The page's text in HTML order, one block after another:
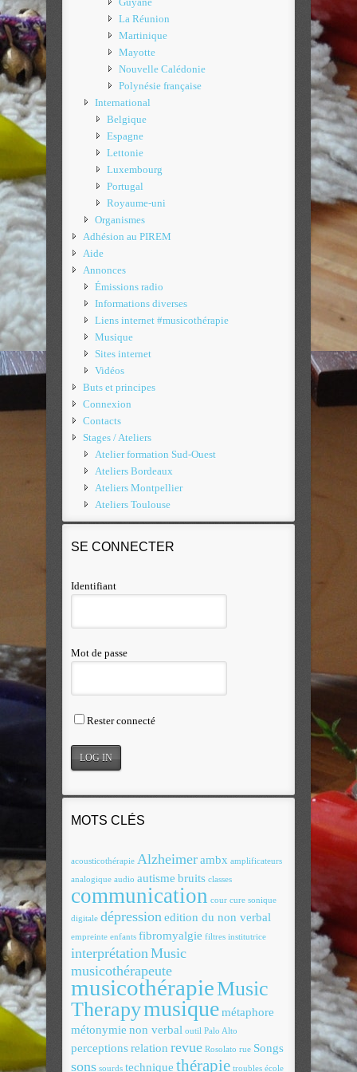
La Réunion
Martinique
Mayotte
Nouvelle Calédonie
Polynésie française
International
Belgique
Espagne
Lettonie
Luxembourg
Portugal
Royaume-uni
Organismes
Adhésion au PIREM
Aide
Annonces
Émissions radio
Informations diverses
Liens internet #musicothérapie
Musique
Sites internet
Vidéos
Buts et principes
Connexion
Contacts
Stages / Ateliers
Atelier formation Sud-Ouest
Ateliers Bordeaux
Ateliers Montpellier
Ateliers Toulouse
SE CONNECTER
Identifiant
Mot de passe
Rester connecté
MOTS CLÉS
acousticothérapie Alzheimerambx amplificateurs
analogique audio autisme bruits classes
communication cour cure sonique
digitale dépressionedition du non verbal
empreinte enfants fibromyalgie filtres institutrice
interprétationMusic
musicothérapeute
musicothérapieMusic
Therapymusiquemétaphore
métonymie non verbal outil Palo Alto
perceptionsrelation revue Rosolato rue Songs
sons sourds technique thérapie troubles école